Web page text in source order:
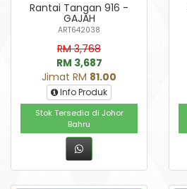
Rantai Tangan 916 -
GAJAH
ART642038
RM 3,768
RM 3,687
Jimat RM 81.00
Info Produk
Stok Tersedia di Johor
Bahru